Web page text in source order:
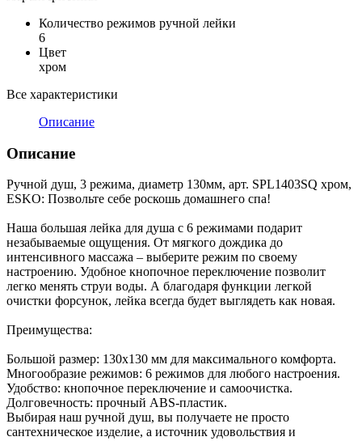
Количество режимов ручной лейки
6
Цвет
хром
Все характеристики
Описание
Описание
Ручной душ, 3 режима, диаметр 130мм, арт. SPL1403SQ хром,
ESKO: Позвольте себе роскошь домашнего спа!
Наша большая лейка для душа с 6 режимами подарит
незабываемые ощущения. От мягкого дождика до
интенсивного массажа – выберите режим по своему
настроению. Удобное кнопочное переключение позволит
легко менять струи воды. А благодаря функции легкой
очистки форсунок, лейка всегда будет выглядеть как новая.
Преимущества:
Большой размер: 130х130 мм для максимального комфорта.
Многообразие режимов: 6 режимов для любого настроения.
Удобство: кнопочное переключение и самоочистка.
Долговечность: прочный ABS-пластик.
Выбирая наш ручной душ, вы получаете не просто
сантехническое изделие, а источник удовольствия и